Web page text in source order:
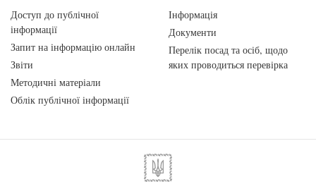
Доступ до публічної
інформації
Запит на інформацію онлайн
Звіти
Методичні матеріали
Облік публічної інформації
Інформація
Документи
Перелік посад та осіб, щодо
яких проводиться перевірка